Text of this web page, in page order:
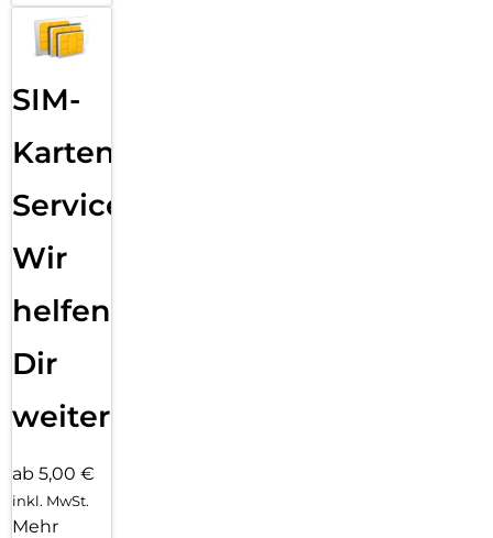
SIM-
Karten
Service:
Wir
helfen
Dir
weiter
ab 5,00 €
inkl. MwSt.
Mehr